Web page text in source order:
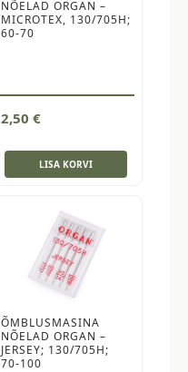
NÕELAD ORGAN –
MICROTEX, 130/705H;
60-70
2,50 €
LISA KORVI
ÕMBLUSMASINA
NÕELAD ORGAN –
JERSEY; 130/705H;
70-100